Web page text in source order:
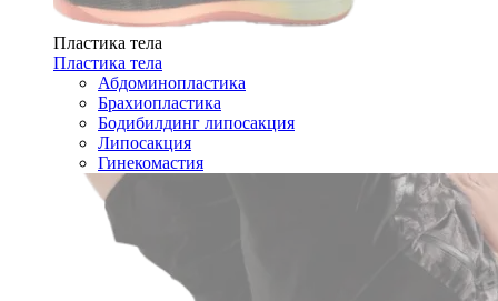
Пластика тела
Пластика тела
Абдоминопластика
Брахиопластика
Бодибилдинг липосакция
Липосакция
Гинекомастия